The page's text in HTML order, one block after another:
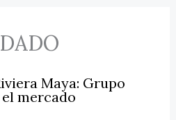
Maya: Grupo
mercado